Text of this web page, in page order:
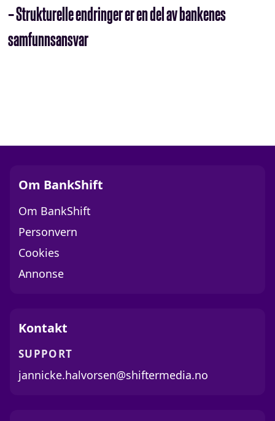
– Strukturelle endringer er en del av bankenes
samfunnsansvar
Om BankShift
Om BankShift
Personvern
Cookies
Annonse
Kontakt
SUPPORT
jannicke.halvorsen@shiftermedia.no